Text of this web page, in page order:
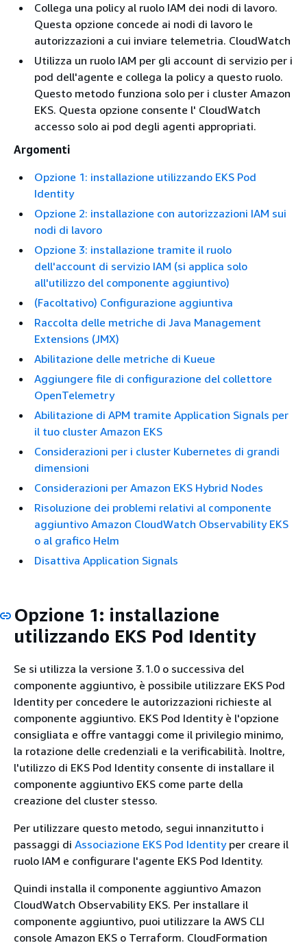
Collega una policy al ruolo IAM dei nodi di lavoro.
Questa opzione concede ai nodi di lavoro le
autorizzazioni a cui inviare telemetria. CloudWatch
Utilizza un ruolo IAM per gli account di servizio per i
pod dell'agente e collega la policy a questo ruolo.
Questo metodo funziona solo per i cluster Amazon
EKS. Questa opzione consente l' CloudWatch
accesso solo ai pod degli agenti appropriati.
Argomenti
Opzione 1: installazione utilizzando EKS Pod
Identity
Opzione 2: installazione con autorizzazioni IAM sui
nodi di lavoro
Opzione 3: installazione tramite il ruolo
dell'account di servizio IAM (si applica solo
all'utilizzo del componente aggiuntivo)
(Facoltativo) Configurazione aggiuntiva
Raccolta delle metriche di Java Management
Extensions (JMX)
Abilitazione delle metriche di Kueue
Aggiungere file di configurazione del collettore
OpenTelemetry
Abilitazione di APM tramite Application Signals per
il tuo cluster Amazon EKS
Considerazioni per i cluster Kubernetes di grandi
dimensioni
Considerazioni per Amazon EKS Hybrid Nodes
Risoluzione dei problemi relativi al componente
aggiuntivo Amazon CloudWatch Observability EKS
o al grafico Helm
Disattiva Application Signals
Opzione 1: installazione
utilizzando EKS Pod Identity
Se si utilizza la versione 3.1.0 o successiva del
componente aggiuntivo, è possibile utilizzare EKS Pod
Identity per concedere le autorizzazioni richieste al
componente aggiuntivo. EKS Pod Identity è l'opzione
consigliata e offre vantaggi come il privilegio minimo,
la rotazione delle credenziali e la verificabilità. Inoltre,
l'utilizzo di EKS Pod Identity consente di installare il
componente aggiuntivo EKS come parte della
creazione del cluster stesso.
Per utilizzare questo metodo, segui innanzitutto i
passaggi di Associazione EKS Pod Identityper creare il
ruolo IAM e configurare l'agente EKS Pod Identity.
Quindi installa il componente aggiuntivo Amazon
CloudWatch Observability EKS. Per installare il
componente aggiuntivo, puoi utilizzare la AWS CLI
console Amazon EKS o Terraform. CloudFormation